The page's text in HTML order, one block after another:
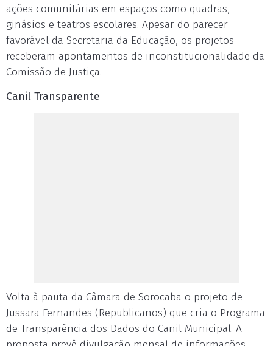
ações comunitárias em espaços como quadras,
ginásios e teatros escolares. Apesar do parecer
favorável da Secretaria da Educação, os projetos
receberam apontamentos de inconstitucionalidade da
Comissão de Justiça.
Canil Transparente
Volta à pauta da Câmara de Sorocaba o projeto de
Jussara Fernandes (Republicanos) que cria o Programa
de Transparência dos Dados do Canil Municipal. A